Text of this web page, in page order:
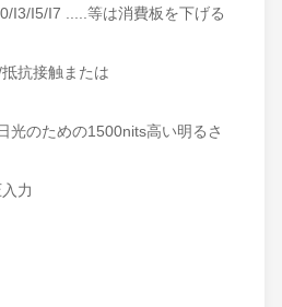
I3/I5/I7 .....等は消費板を下げる
抗接触または
光のための1500nits高い明るさ
力